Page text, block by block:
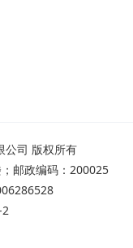
司 版权所有
邮政编码：200025